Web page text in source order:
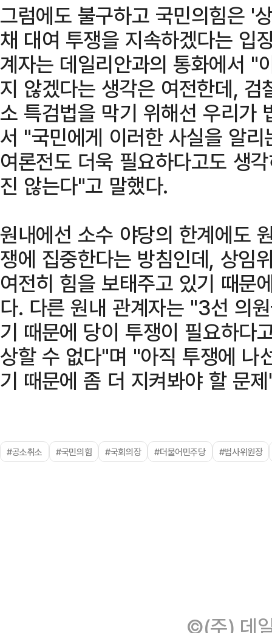
그럼에도 불구하고 국민의힘은 '
채 대여 투쟁을 지속하겠다는 입
계자는 데일리안과의 통화에서 "
지 않겠다는 생각은 여전한데,
소 특검법을 막기 위해선 우리가
서 "국민에게 이러한 사실을 알
여론전도 더욱 필요하다고도 생
진 않는다"고 말했다.
원내에선 소수 야당의 한계에도
쟁에 집중한다는 방침인데, 상임
여전히 힘을 보태주고 있기 때문
다. 다른 원내 관계자는 "3선 의
기 때문에 당이 투쟁이 필요하다
상할 수 없다"며 "아직 투쟁에 나
기 때문에 좀 더 지켜봐야 할 문
#공소취소 #국민의힘 #국회의장 #더불어민주당 #법사위원장
©(주) 데